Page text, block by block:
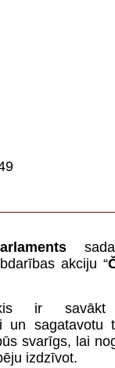
akciju “
ir
un sagatavotu
svarīgs, lai
izdzīvot.